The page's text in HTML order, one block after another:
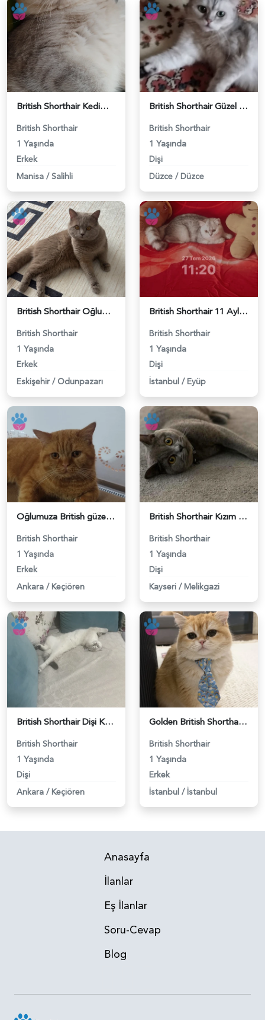
British Shorthair Kedimize eş arıyoruz - 118984628
British Shorthair
1 Yaşında
Erkek
Manisa / Salihli
British Shorthair Güzel kızımıza eş arıyoruz - 118984633
British Shorthair
1 Yaşında
Dişi
Düzce / Düzce
British Shorthair Oğlumuza eş arıyoruz - 118984638
British Shorthair
1 Yaşında
Erkek
Eskişehir / Odunpazarı
British Shorthair 11 Aylık Kızım Eş Arıyor - 118984640
British Shorthair
1 Yaşında
Dişi
İstanbul / Eyüp
Oğlumuza British güzel dişi arıyoruz - 118984620
British Shorthair
1 Yaşında
Erkek
Ankara / Keçiören
British Shorthair Kızım Mila'ya eş arıyorum - 118984614
British Shorthair
1 Yaşında
Dişi
Kayseri / Melikgazi
British Shorthair Dişi Kedim Eş Arıyor - 118984618
British Shorthair
1 Yaşında
Dişi
Ankara / Keçiören
Golden British Shorthair 1 Yaşında Eş Arıyor - 118984604
British Shorthair
1 Yaşında
Erkek
İstanbul / İstanbul
Anasayfa
İlanlar
Eş İlanlar
Soru-Cevap
Blog